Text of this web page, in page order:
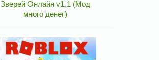
Зверей Онлайн v1.1 (Мод
много денег)